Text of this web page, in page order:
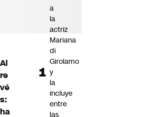
Al
re
vé
s:
ha
a
la
actriz
Mariana
di
Girolamo
y
la
incluye
entre
las